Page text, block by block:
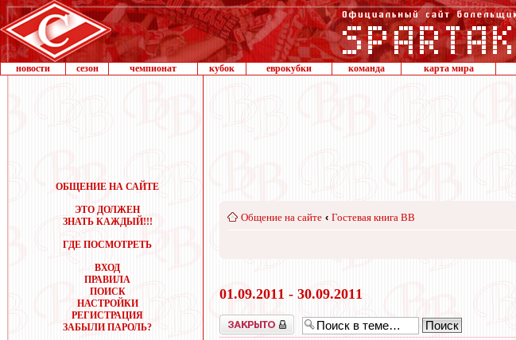
новости сезон чемпионат кубок еврокубки команда карта мира
ОБЩЕНИЕ НА САЙТЕ
ЭТО ДОЛЖЕН
ЗНАТЬ КАЖДЫЙ!!!
ГДЕ ПОСМОТРЕТЬ
ВХОД
ПРАВИЛА
ПОИСК
НАСТРОЙКИ
РЕГИСТРАЦИЯ
ЗАБЫЛИ ПАРОЛЬ?
Общение на сайте ‹ Гостевая книга ВВ
01.09.2011 - 30.09.2011
Закрыто